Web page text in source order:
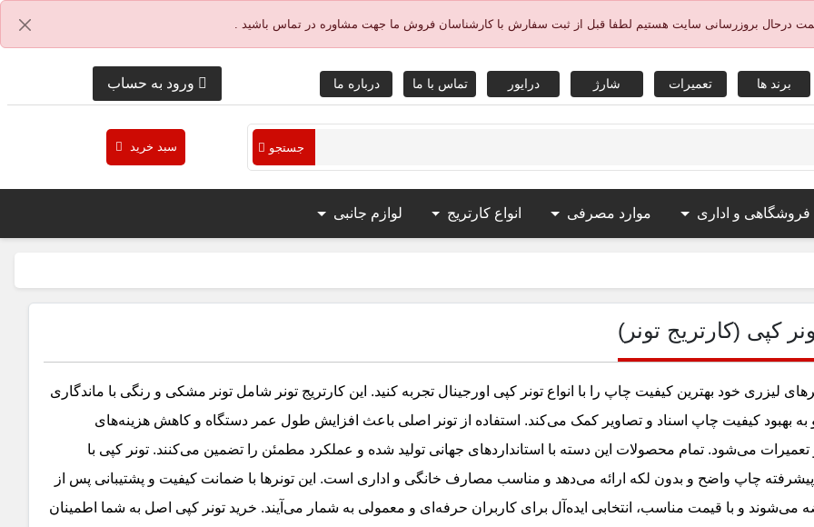
درحال بروزرسانی سایت هستیم لطفا قبل از ثبت سفارش با کارشناسان فروش ما جهت مشاوره در تماس باشید .
برند ها تعمیرات شارژ درایور تماس با ما درباره ما ورود به حساب
جستجو سبد خرید
فروشگاهی و اداری موارد مصرفی انواع کارتریج لوازم جانبی
کپی (کارتریج تونر)
لیزری خود بهترین کیفیت چاپ را با انواع تونر کپی اورجینال تجربه کنید. این کارتریج تونر شامل تونر مشکی و رنگی با ماندگاری
به بهبود کیفیت چاپ اسناد و تصاویر کمک می‌کند. استفاده از تونر اصلی باعث افزایش طول عمر دستگاه و کاهش هزینه‌های
تعمیرات می‌شود. تمام محصولات این دسته با استانداردهای جهانی تولید شده و عملکرد مطمئن را تضمین می‌کنند. تونر کپی با
پیشرفته چاپ واضح و بدون لکه ارائه می‌دهد و مناسب مصارف خانگی و اداری است. این تونرها با ضمانت کیفیت و پشتیبانی پس از
می‌شوند و با قیمت مناسب، انتخابی ایده‌آل برای کاربران حرفه‌ای و معمولی به شمار می‌آیند. خرید تونر کپی اصل به شما اطمینان